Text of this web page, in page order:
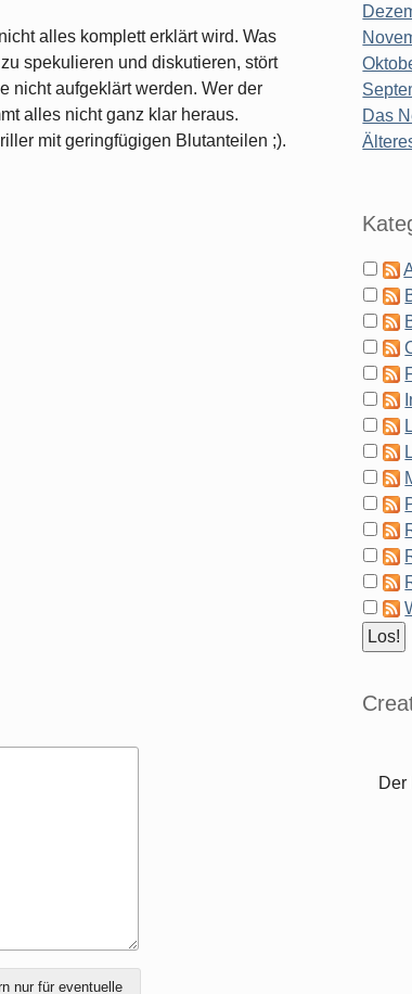
alles komplett erklärt wird. Was
spekulieren und diskutieren, stört
nicht aufgeklärt werden. Wer der
alles nicht ganz klar heraus.
mit geringfügigen Blutanteilen ;).
nur für eventuelle
Das
Der